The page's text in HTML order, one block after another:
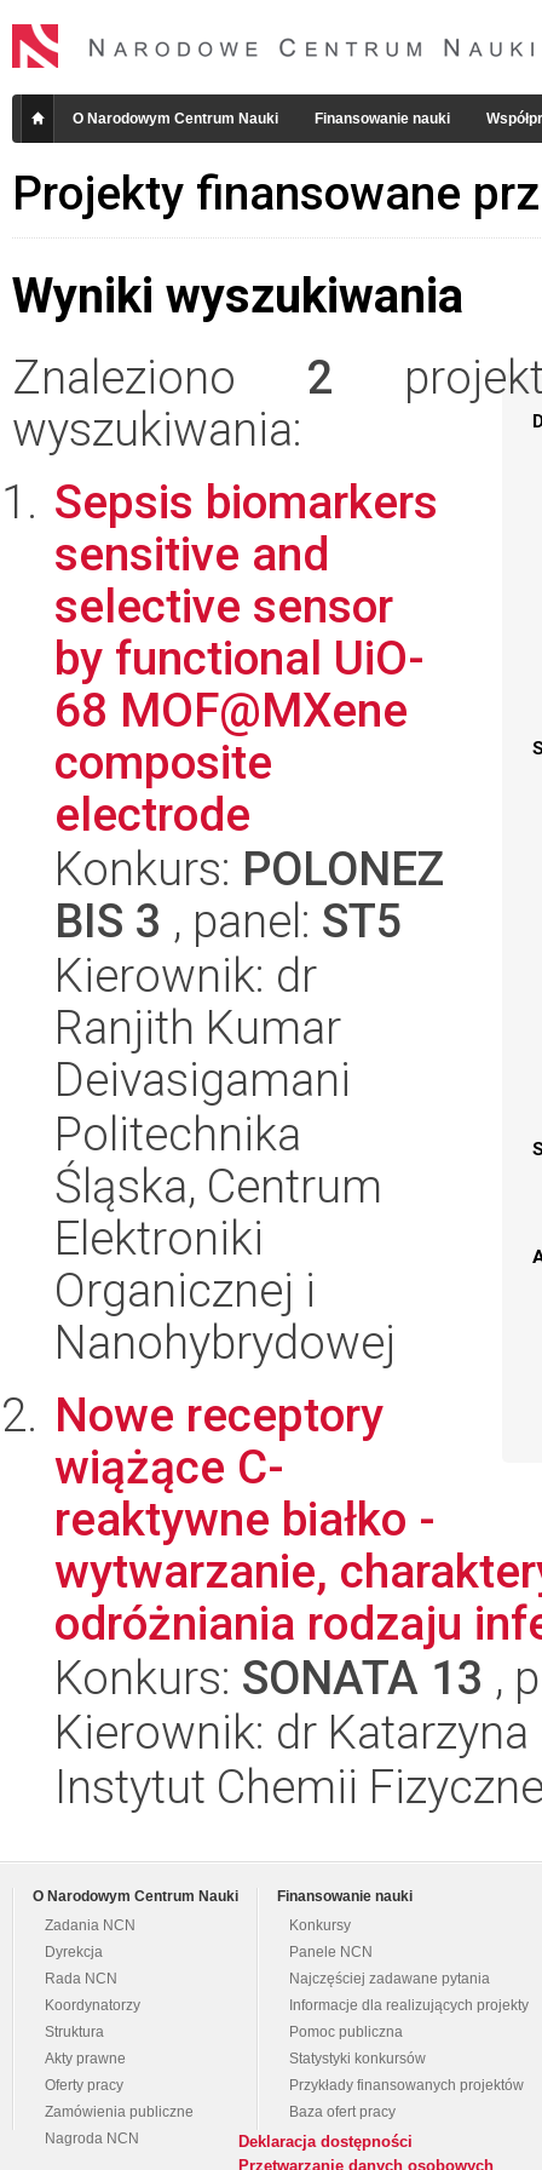
O Narodowym Centrum Nauki Finansowanie nauki
Projekty finansowane
Wyniki wyszukiwania
Znaleziono 2
wyszukiwania:
Sepsis biomarkers
sensitive and
selective sensor
by functional UiO-
68 MOF@MXene
composite
electrode
Konkurs: POLONEZ
BIS 3 , panel: ST5
Kierownik: dr
Ranjith Kumar
Deivasigamani
Politechnika
Śląska, Centrum
Elektroniki
Organicznej i
Nanohybrydowej
Nowe receptory
wiążące C-
reaktywne białko -
wytwarzanie,
odróżniania rodzaju
Konkurs: SONATA 13 ,
Kierownik: dr
Instytut Chemii
O Narodowym Centrum Nauki
Zadania NCN
Dyrekcja
Rada NCN
Koordynatorzy
Struktura
Akty prawne
Oferty pracy
Zamówienia publiczne
Nagroda NCN
Finansowanie nauki
Konkursy
Panele NCN
Najczęściej zadawane pytania
Informacje dla realizujących projekty
Pomoc publiczna
Statystyki konkursów
Przykłady finansowanych projektów
Baza ofert pracy
Deklaracja dostępności
Przetwarzanie danych osobowych